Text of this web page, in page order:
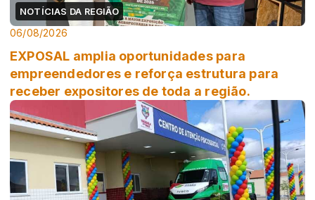
NOTÍCIAS DA REGIÃO
06/08/2026
EXPOSAL amplia oportunidades para
empreendedores e reforça estrutura para
receber expositores de toda a região.